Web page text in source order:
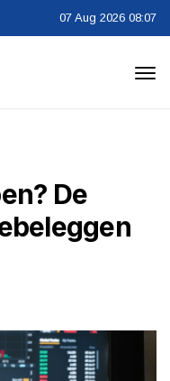
07 Aug 2026 08:07
De